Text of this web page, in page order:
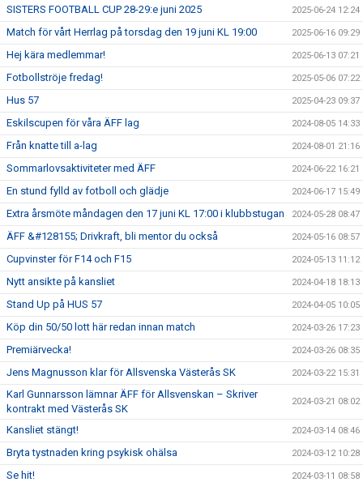
SISTERS FOOTBALL CUP 28-29:e juni 2025 2025-06-24 12:24
Match för vårt Herrlag på torsdag den 19 juni KL 19:00 2025-06-16 09:29
Hej kära medlemmar! 2025-06-13 07:21
Fotbollströje fredag! 2025-05-06 07:22
Hus 57 2025-04-23 09:37
Eskilscupen för våra ÄFF lag 2024-08-05 14:33
Från knatte till a-lag 2024-08-01 21:16
Sommarlovsaktiviteter med ÄFF 2024-06-22 16:21
En stund fylld av fotboll och glädje 2024-06-17 15:49
Extra årsmöte måndagen den 17 juni KL 17:00 i klubbstugan 2024-05-28 08:47
ÄFF &#128155; Drivkraft, bli mentor du också 2024-05-16 08:57
Cupvinster för F14 och F15 2024-05-13 11:12
Nytt ansikte på kansliet 2024-04-18 18:13
Stand Up på HUS 57 2024-04-05 10:05
Köp din 50/50 lott här redan innan match 2024-03-26 17:23
Premiärvecka! 2024-03-26 08:35
Jens Magnusson klar för Allsvenska Västerås SK 2024-03-22 15:31
Karl Gunnarsson lämnar ÄFF för Allsvenskan – Skriver
kontrakt med Västerås SK
2024-03-21 08:02
Kansliet stängt! 2024-03-14 08:46
Bryta tystnaden kring psykisk ohälsa 2024-03-12 10:28
Se hit! 2024-03-11 08:58